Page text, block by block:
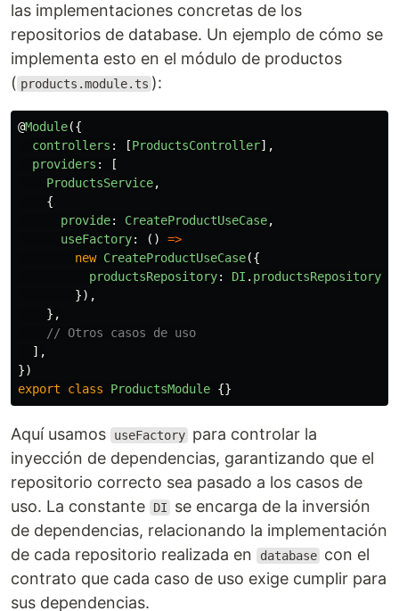
las implementaciones concretas de los
repositorios de database. Un ejemplo de cómo se
implementa esto en el módulo de productos
( products.module.ts ):
@Module({
controllers : [ProductsController],
providers :
[
ProductsService,
{
provide: CreateProductUseCase,
useFactory: ()
=>
new CreateProductUseCase({
productsRepository: DI . productsRepository
}),
},
// Otros casos de uso
],
})
export
class ProductsModule {}
Aquí usamos useFactory para controlar la
inyección de dependencias, garantizando que el
repositorio correcto sea pasado a los casos de
uso. La constante
DI
se encarga de la inversión
de dependencias, relacionando la implementación
de cada repositorio realizada en
database con el
contrato que cada caso de uso exige cumplir para
sus dependencias.